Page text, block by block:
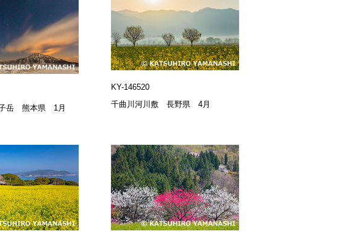
岳 熊本県 1月
KY-146520
千曲川河川敷 長野県 4月